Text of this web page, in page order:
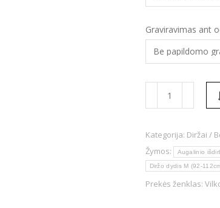
Graviravimas ant
Kategorija: Diržai /
Žymos:
Augalinio
Diržo dydis M (92-
Prekės ženklas: